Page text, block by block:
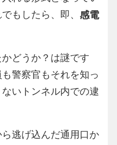
もしたら、即、 感電
どうか？は謎です
警察官もそれを知っ
いトンネル内での逮
逃げ込んだ通用口か